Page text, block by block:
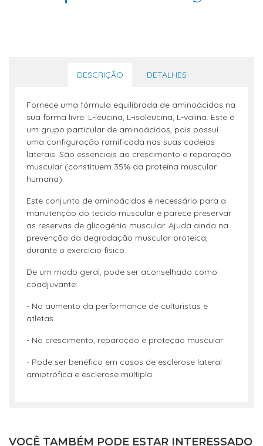
DESCRIÇÃO DETALHES
Fornece uma fórmula equilibrada de aminoácidos na
sua forma livre: L-leucina, L-isoleucina, L-valina. Este é
um grupo particular de aminoácidos, pois possui
uma configuração ramificada nas suas cadeias
laterais. São essenciais ao crescimento e reparação
muscular (constituem 35% da proteína muscular
humana).
Este conjunto de aminoácidos é necessário para a
manutenção do tecido muscular e parece preservar
as reservas de glicogénio muscular. Ajuda ainda na
prevenção da degradação muscular proteica,
durante o exercício físico.
De um modo geral, pode ser aconselhado como
coadjuvante:
- No aumento da performance de culturistas e
atletas
- No crescimento, reparação e proteção muscular
- Pode ser benéfico em casos de esclerose lateral
amiotrófica e esclerose múltipla
VOCÊ TAMBÉM PODE ESTAR INTERESSADO